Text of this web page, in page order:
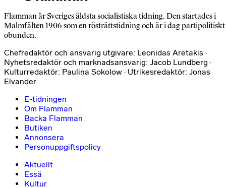
Flamman är Sveriges äldsta socialistiska tidning. Den startades i
Malmfälten 1906 som en rösträttstidning och är i dag partipolitiskt
obunden.
Chefredaktör och ansvarig utgivare: Leonidas Aretakis ·
Nyhetsredaktör och marknadsansvarig: Jacob Lundberg ·
Kulturredaktör: Paulina Sokolow · Utrikesredaktör: Jonas
Elvander
E-tidningen
Om Flamman
Backa Flamman
Butiken
Annonsera
Personuppgiftspolicy
Aktuellt
Essä
Kultur